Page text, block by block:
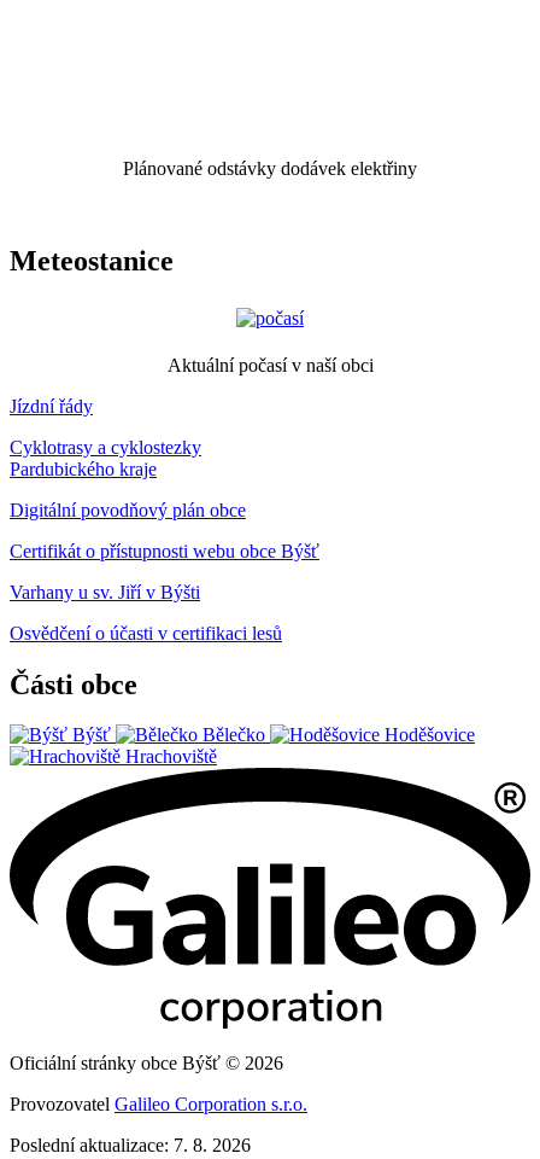
Plánované odstávky dodávek elektřiny
Meteostanice
Aktuální počasí v naší obci
Jízdní řády
Cyklotrasy a cyklostezky
Pardubického kraje
Digitální povodňový plán obce
Certifikát o přístupnosti webu obce Býšť
Varhany u sv. Jiří v Býšti
Osvědčení o účasti v certifikaci lesů
Části obce
Býšť Bělečko
Hoděšovice
Hrachoviště
Oficiální stránky obce Býšť © 2026
Provozovatel Galileo Corporation s.r.o.
Poslední aktualizace: 7. 8. 2026